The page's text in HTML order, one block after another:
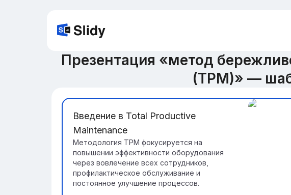
Презентация «метод
(TPM)» —
Введение в Total Productive
Maintenance
Методология TPM фокусируется на
повышении эффективности оборудования
через вовлечение всех сотрудников,
профилактическое обслуживание и
постоянное улучшение процессов.